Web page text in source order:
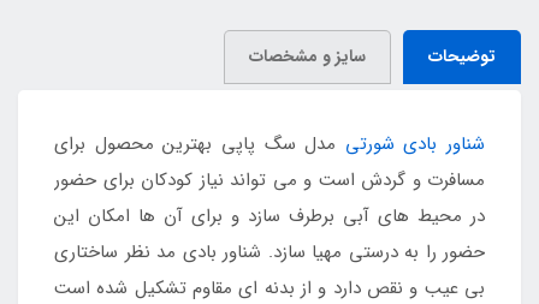
توضیحات سایز و مشخصات
شناور بادی شورتی مدل سگ پاپی بهترین محصول برای
مسافرت و گردش است و می تواند نیاز کودکان برای حضور
در محیط های آبی برطرف سازد و برای آن ها امکان این
حضور را به درستی مهیا سازد. شناور بادی مد نظر ساختاری
بی عیب و نقص دارد و از بدنه ای مقاوم تشکیل شده است